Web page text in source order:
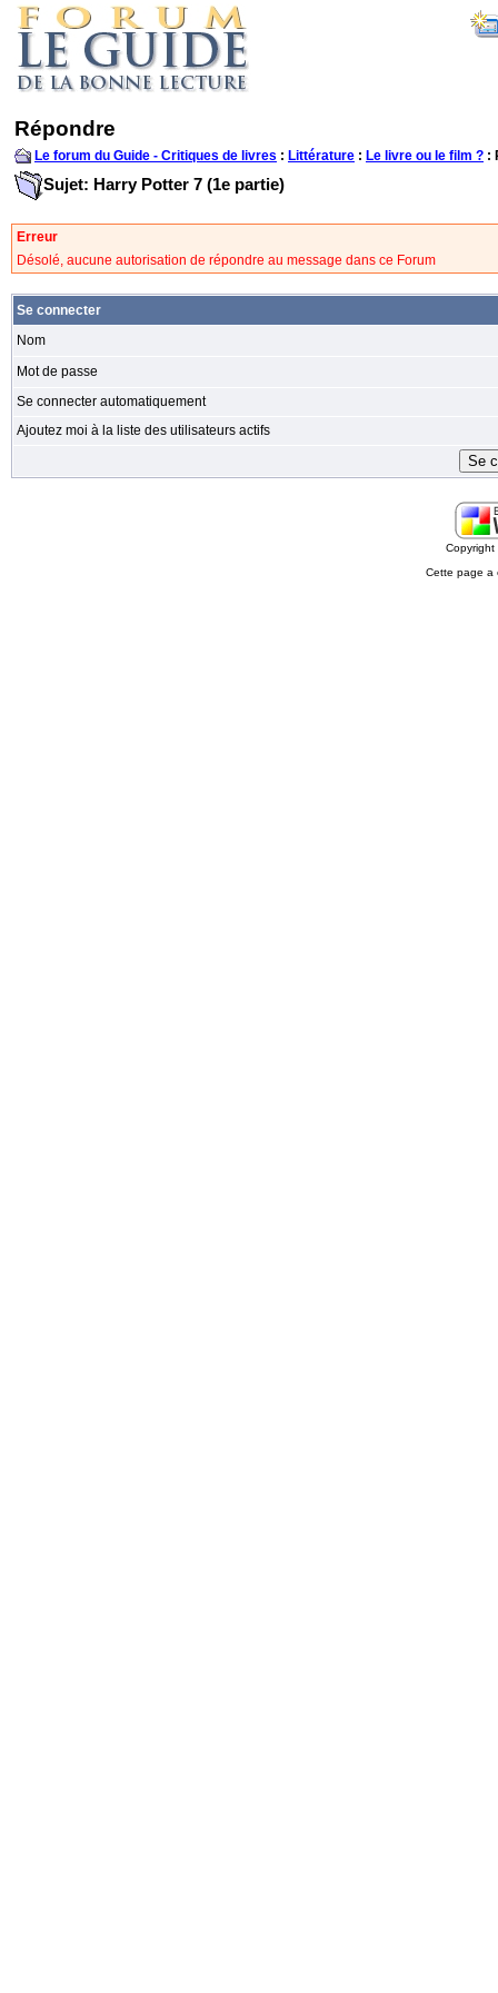
Répondre
Le forum du Guide - Critiques de livres : Littérature : Le livre ou le film ? :
Sujet: Harry Potter 7 (1e partie)
Erreur
Désolé, aucune autorisation de répondre au message dans ce Forum
Se connecter
Nom
Mot de passe
Se connecter automatiquement
Ajoutez moi à la liste des utilisateurs actifs
Cette page a